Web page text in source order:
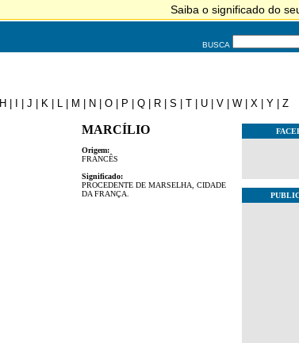
BUSCA
H J K L M N O P Q R S T U V W X Y Z
MARCÍLIO
Origem:
FRANCÊS
Significado:
PROCEDENTE DE MARSELHA, CIDADE
DA FRANÇA.